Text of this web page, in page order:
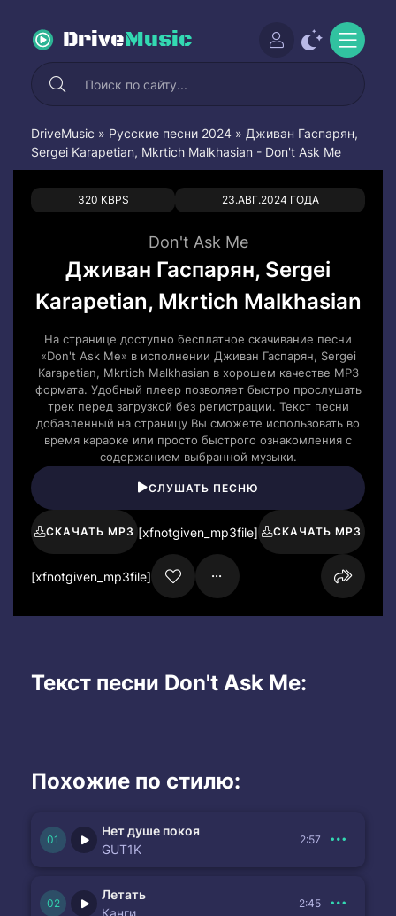
DriveMusic
DriveMusic » Русские песни 2024 » Дживан Гаспарян,
Sergei Karapetian, Mkrtich Malkhasian - Don't Ask Me
320 KBPS 23.АВГ.2024 ГОДА
0 0
Don't Ask Me
Дживан Гаспарян, Sergei
Karapetian, Mkrtich Malkhasian
На странице доступно бесплатное скачивание песни
«Don't Ask Me» в исполнении Дживан Гаспарян, Sergei
Karapetian, Mkrtich Malkhasian в хорошем качестве MP3
формата. Удобный плеер позволяет быстро прослушать
трек перед загрузкой без регистрации. Текст песни
добавленный на страницу Вы сможете использовать во
время караоке или просто быстрого ознакомления с
содержанием выбранной музыки.
СЛУШАТЬ ПЕСНЮ
СКАЧАТЬ MP3 [xfnotgiven_mp3file] СКАЧАТЬ MP3
[xfnotgiven_mp3file]
Текст песни Don't Ask Me:
Похожие по стилю:
Нет душе покоя
GUT1K
2:57
Летать
Канги
2:45